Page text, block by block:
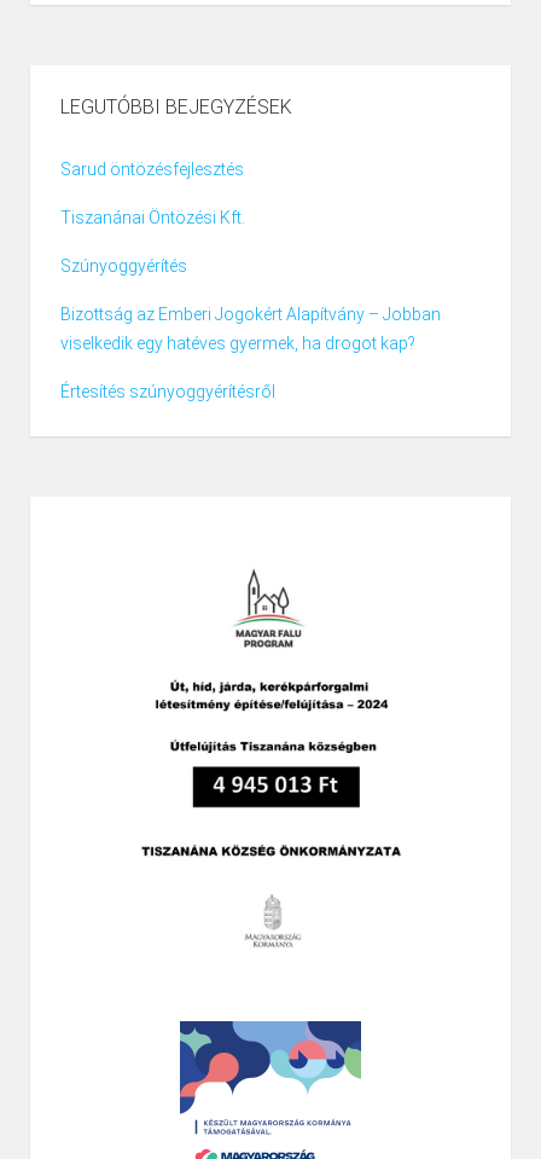
LEGUTÓBBI BEJEGYZÉSEK
Sarud öntözésfejlesztés
Tiszanánai Öntözési Kft.
Szúnyoggyérítés
Bizottság az Emberi Jogokért Alapítvány – Jobban
viselkedik egy hatéves gyermek, ha drogot kap?
Értesítés szúnyoggyérítésről